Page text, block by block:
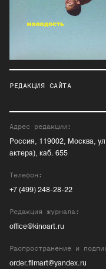
РЕДАКЦИЯ САЙТА
Адрес редакции:
Россия, 119002, Москва,
актера), каб. 655
Телефон:
+7 (499) 248-28-22
Редакция журнала:
office@kinoart.ru
Распространение и
order.filmart@yandex.ru